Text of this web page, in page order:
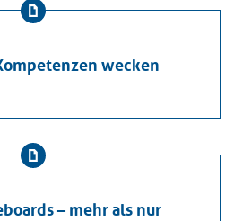
wecken
– mehr als nur